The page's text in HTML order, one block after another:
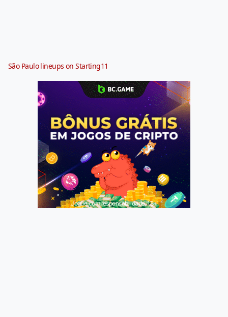
São Paulo lineups on Starting11
Jogue com responsabilidade. 18+